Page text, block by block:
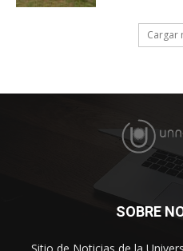
Cargar
SOBRE